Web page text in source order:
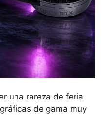
una rareza de feria
de gama muy